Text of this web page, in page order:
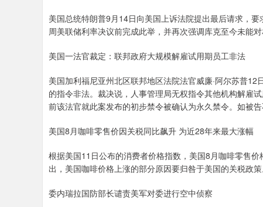
美国总统特朗普9月14日向美国上诉法院提出最后请求，
周美联储利率决议前完成此举，并再次强调库克至今未能对
美国一法官裁定：联邦政府大规模解雇试用期员工非法
美国加利福尼亚州北区联邦地区法院法官威廉·阿尔苏普
的指令非法。裁决说，人事管理局无权指令其他机构解雇
前该法官就此案发布的初步禁令被确认为永久禁令。如被告
美国8月咖啡零售价因关税同比飙升 为近28年来最大涨幅
根据美国11日公布的消费者价格指数，美国8月咖啡零售
出，美国咖啡价格上涨的部分原因要归咎于美国的关税政策
委内瑞拉国防部长谴责美军对委进行空中侦察